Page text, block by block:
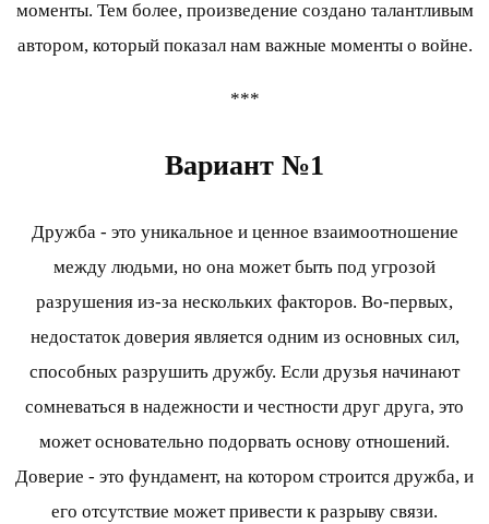
моменты. Тем более, произведение создано талантливым
автором, который показал нам важные моменты о войне.
***
Вариант №1
Дружба - это уникальное и ценное взаимоотношение
между людьми, но она может быть под угрозой
разрушения из-за нескольких факторов. Во-первых,
недостаток доверия является одним из основных сил,
способных разрушить дружбу. Если друзья начинают
сомневаться в надежности и честности друг друга, это
может основательно подорвать основу отношений.
Доверие - это фундамент, на котором строится дружба, и
его отсутствие может привести к разрыву связи.